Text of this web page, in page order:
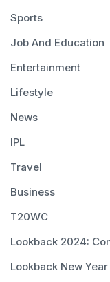
Sports
Job And Education
Entertainment
Lifestyle
News
IPL
Travel
Business
T20WC
Lookback 2024:
Lookback New